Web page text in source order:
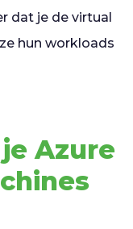
dat je de virtual
hun workloads
Azure